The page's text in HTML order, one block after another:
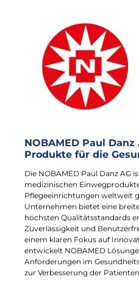
NOBAMED Paul Danz
Produkte für die
Die NOBAMED Paul Danz AG
medizinischen
Pflegeeinrichtungen weltweit
Unternehmen bietet eine
höchsten Qualitätsstandards
Zuverlässigkeit und
einem klaren Fokus auf
entwickelt NOBAMED
Anforderungen im
zur Verbesserung der